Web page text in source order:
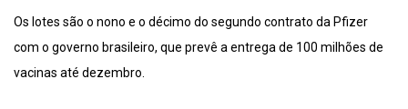
Os lotes são o nono e o décimo do segundo contrato da Pfizer
com o governo brasileiro, que prevê a entrega de 100 milhões de
vacinas até dezembro.